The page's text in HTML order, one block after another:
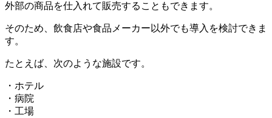
外部の商品を仕入れて販売することもできます。
そのため、飲食店や食品メーカー以外でも導入を検討できま
す。
たとえば、次のような施設です。
・ホテル
・病院
・工場